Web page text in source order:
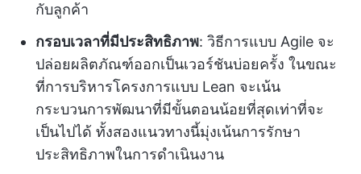
กับลูกค้า
กรอบเวลาที่มีประสิทธิภาพ: วิธีการแบบ Agile จะ
ปล่อยผลิตภัณฑ์ออกเป็นเวอร์ชันบ่อยครั้ง ในขณะ
ที่การบริหารโครงการแบบ Lean จะเน้น
กระบวนการพัฒนาที่มีขั้นตอนน้อยที่สุดเท่าที่จะ
เป็นไปได้ ทั้งสองแนวทางนี้มุ่งเน้นการรักษา
ประสิทธิภาพในการดำเนินงาน